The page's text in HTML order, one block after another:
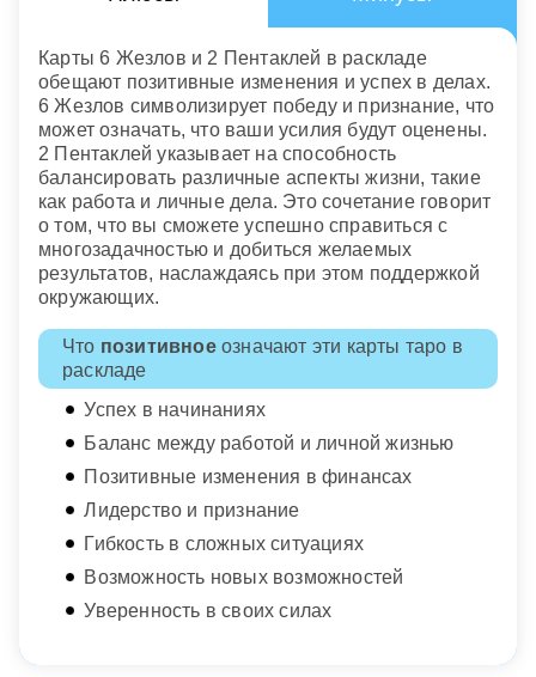
Карты 6 Жезлов и 2 Пентаклей в раскладе
обещают позитивные изменения и успех в делах.
6 Жезлов символизирует победу и признание, что
может означать, что ваши усилия будут оценены.
2 Пентаклей указывает на способность
балансировать различные аспекты жизни, такие
как работа и личные дела. Это сочетание говорит
о том, что вы сможете успешно справиться с
многозадачностью и добиться желаемых
результатов, наслаждаясь при этом поддержкой
окружающих.
Что позитивноеозначают эти карты таро в
раскладе
Успех в начинаниях
Баланс между работой и личной жизнью
Позитивные изменения в финансах
Лидерство и признание
Гибкость в сложных ситуациях
Возможность новых возможностей
Уверенность в своих силах